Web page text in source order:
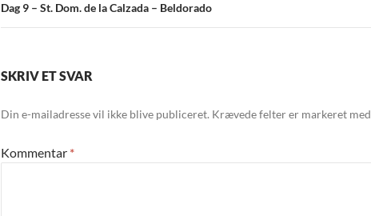
Dag 9 – St. Dom. de la Calzada – Beldorado
SKRIV ET SVAR
Din e-mailadresse vil ikke blive publiceret. Krævede felter er markeret med
Kommentar *